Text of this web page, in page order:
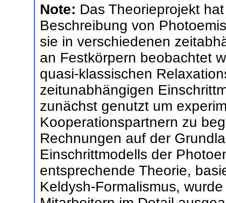
Note: Das Theorieprojekt
Beschreibung von
sie in verschiedenen
an Festkörpern beobachtet
quasi-klassischen
zeitunabhängigen
zunächst genutzt um
Kooperationspartnern zu
Rechnungen auf der
Einschrittmodells der
entsprechende Theorie,
Keldysh-Formalismus,